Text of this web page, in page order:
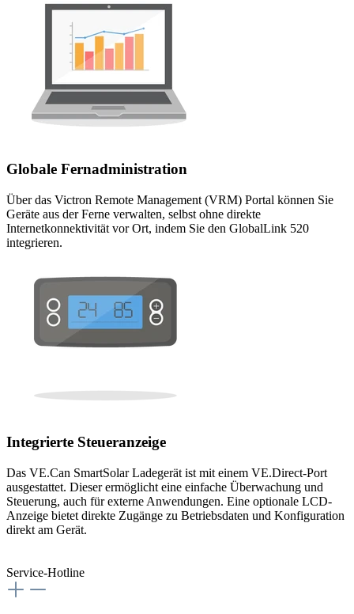
Globale Fernadministration
Über das Victron Remote Management (VRM) Portal können Sie
Geräte aus der Ferne verwalten, selbst ohne direkte
Internetkonnektivität vor Ort, indem Sie den GlobalLink 520
integrieren.
Integrierte Steueranzeige
Das VE.Can SmartSolar Ladegerät ist mit einem VE.Direct-Port
ausgestattet. Dieser ermöglicht eine einfache Überwachung und
Steuerung, auch für externe Anwendungen. Eine optionale LCD-
Anzeige bietet direkte Zugänge zu Betriebsdaten und Konfiguration
direkt am Gerät.
Service-Hotline